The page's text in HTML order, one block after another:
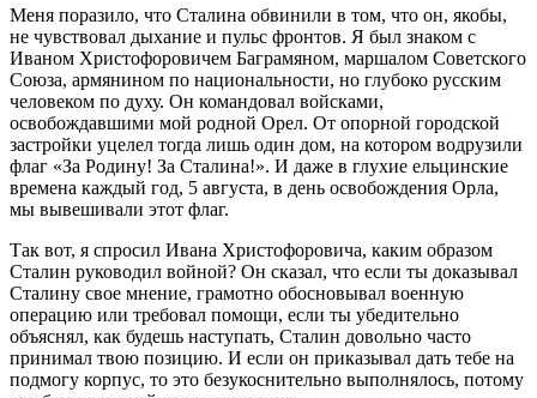
Меня поразило, что Сталина обвинили в том, что он, якобы,
не чувствовал дыхание и пульс фронтов. Я был знаком с
Иваном Христофоровичем Баграмяном, маршалом Советского
Союза, армянином по национальности, но глубоко русским
человеком по духу. Он командовал войсками,
освобождавшими мой родной Орел. От опорной городской
застройки уцелел тогда лишь один дом, на котором водрузили
флаг «За Родину! За Сталина!». И даже в глухие ельцинские
времена каждый год, 5 августа, в день освобождения Орла,
мы вывешивали этот флаг.
Так вот, я спросил Ивана Христофоровича, каким образом
Сталин руководил войной? Он сказал, что если ты доказывал
Сталину свое мнение, грамотно обосновывал военную
операцию или требовал помощи, если ты убедительно
объяснял, как будешь наступать, Сталин довольно часто
принимал твою позицию. И если он приказывал дать тебе на
подмогу корпус, то это безукоснительно выполнялось, потому